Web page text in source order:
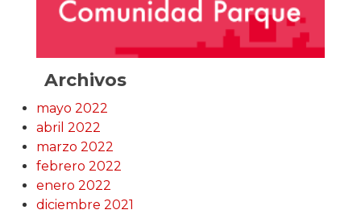
Archivos
mayo 2022
abril 2022
marzo 2022
febrero 2022
enero 2022
diciembre 2021